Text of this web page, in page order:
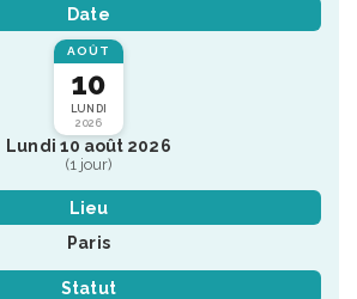
Date
AOÛT
10
LUNDI
2026
Lundi 10 août 2026
(1 jour)
Lieu
Paris
Statut